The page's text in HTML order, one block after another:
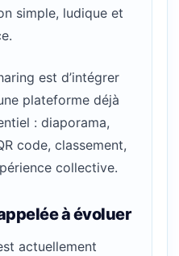
simple, ludique et
est d’intégrer
plateforme déjà
: diaporama,
code, classement,
collective.
à évoluer
actuellement